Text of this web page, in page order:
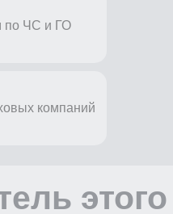
по ЧС и ГО
компаний